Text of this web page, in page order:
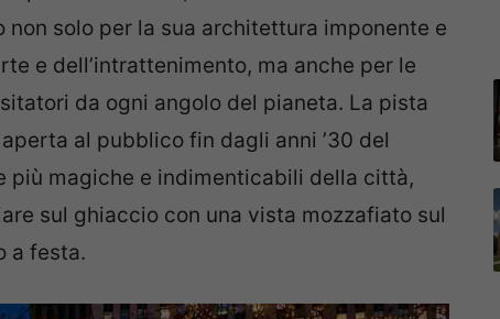
solo per la sua architettura imponente e
e dell’intrattenimento, ma anche per le
da ogni angolo del pianeta. La pista
al pubblico fin dagli anni ’30 del
più magiche e indimenticabili della città,
sul ghiaccio con una vista mozzafiato sul
a festa.